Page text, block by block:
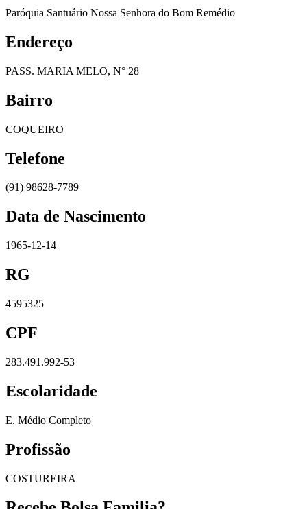
Paróquia Santuário Nossa Senhora do Bom Remédio
Endereço
PASS. MARIA MELO, N° 28
Bairro
COQUEIRO
Telefone
(91) 98628-7789
Data de Nascimento
1965-12-14
RG
4595325
CPF
283.491.992-53
Escolaridade
E. Médio Completo
Profissão
COSTUREIRA